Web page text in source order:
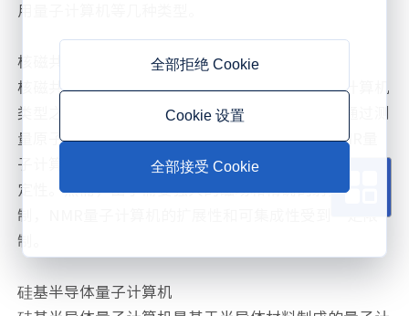
用量子计算机等几种类型。
核磁共振（NMR）量子计算机
核磁共振量子计算机是最早被研究和应用的量子计算机
类型之一。它利用原子核在磁场中的共振现象，通过测
量原子核的共振频率来读取量子比特的状态。NMR量
子计算机的优势在于其相对成熟的技术基础和较高的稳
定性。然而，由于需要强大的磁场和精确的射频脉冲控
制，NMR量子计算机的扩展性和可集成性受到一定限
制。
硅基半导体量子计算机
全部拒绝 Cookie
Cookie 设置
全部接受 Cookie